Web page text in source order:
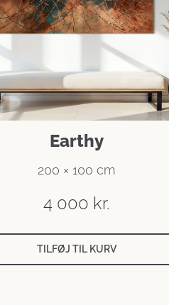
Earthy
200 × 100 cm
4 000 kr.
TILFØJ TIL KURV